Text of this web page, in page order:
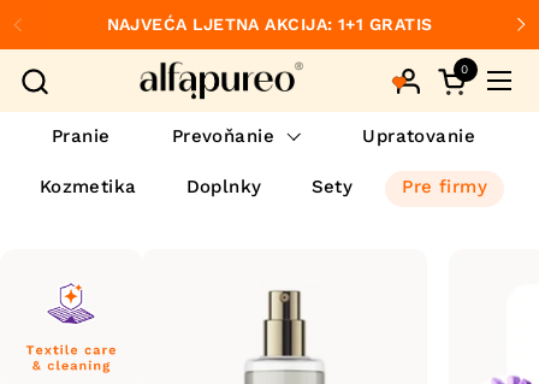
Preskočiť na obsah
Predchádzajúce
NAJVEĆA LJETNA AKCIJA: 1+1 GRATIS
Otvorte
0
Pranie Prevoňanie Upratovanie
Kozmetika Doplnky Sety Pre firmy